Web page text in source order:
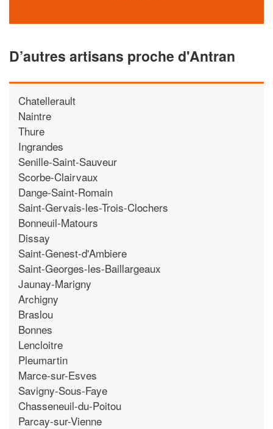
D’autres artisans proche d'Antran
Chatellerault
Naintre
Thure
Ingrandes
Senille-Saint-Sauveur
Scorbe-Clairvaux
Dange-Saint-Romain
Saint-Gervais-les-Trois-Clochers
Bonneuil-Matours
Dissay
Saint-Genest-d'Ambiere
Saint-Georges-les-Baillargeaux
Jaunay-Marigny
Archigny
Braslou
Bonnes
Lencloitre
Pleumartin
Marce-sur-Esves
Savigny-Sous-Faye
Chasseneuil-du-Poitou
Parcay-sur-Vienne